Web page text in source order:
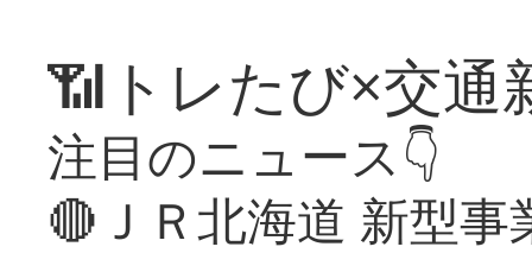
📶トレたび×交通
注目のニュース👇
🔴ＪＲ北海道 新型